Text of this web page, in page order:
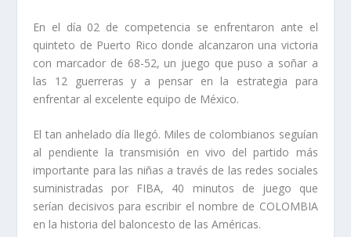
En el día 02 de competencia se enfrentaron ante el
quinteto de Puerto Rico donde alcanzaron una victoria
con marcador de 68-52, un juego que puso a soñar a
las 12 guerreras y a pensar en la estrategia para
enfrentar al excelente equipo de México.
El tan anhelado día llegó. Miles de colombianos seguían
al pendiente la transmisión en vivo del partido más
importante para las niñas a través de las redes sociales
suministradas por FIBA, 40 minutos de juego que
serían decisivos para escribir el nombre de COLOMBIA
en la historia del baloncesto de las Américas.